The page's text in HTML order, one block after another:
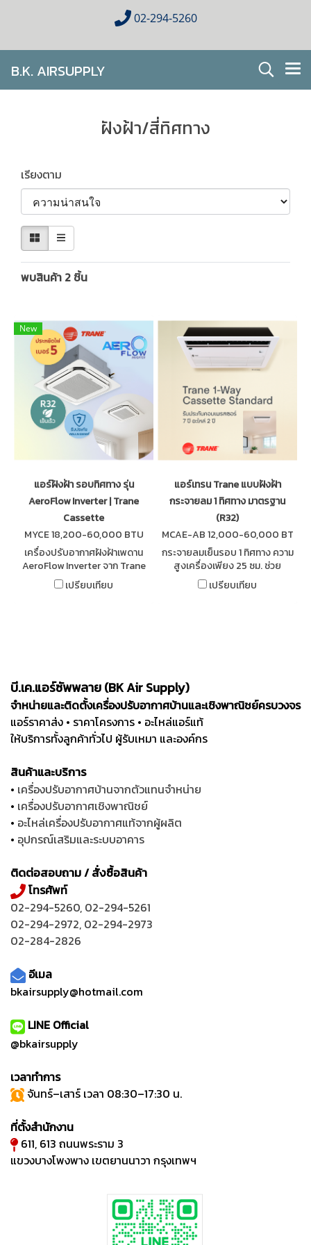
02-294-5260
B.K. AIRSUPPLY
ฝังฝ้า/สี่ทิศทาง
เรียงตาม
พบสินค้า 2 ชิ้น
New
แอร์ฝังฝ้า รอบทิศทาง รุ่น
AeroFlow Inverter | Trane
Cassette
MYCE 18,200-60,000 BTU
เครื่องปรับอากาศฝังฝ้าเพดาน
AeroFlow Inverter จาก Trane
เย็นเร็วรอบทิศทาง ประหยัด
ไฟเบอร์ 5 เงียบบางเพียง 25 ซม.
เปรียบเทียบ
แอร์เทรน Trane แบบฝังฝ้า
กระจายลม 1 ทิศทาง มาตรฐาน
(R32)
MCAE-AB 12,000-60,000 BT
U
กระจายลมเย็นรอบ 1 ทิศทาง ความ
สูงเครื่องเพียง 25 ซม. ช่วย
ประหยัดพื้นที่ในฝ้าเพดาน รับ
ประกันคอมเพรสเซอร์นาน 7 ปี
เปรียบเทียบ
บี.เค.แอร์ซัพพลาย (BK Air Supply)
จำหน่ายและติดตั้งเครื่องปรับอากาศบ้านและเชิงพาณิชย์ครบวงจร
แอร์ราคาส่ง • ราคาโครงการ • อะไหล่แอร์แท้
ให้บริการทั้งลูกค้าทั่วไป ผู้รับเหมา และองค์กร
สินค้าและบริการ
• เครื่องปรับอากาศบ้านจากตัวแทนจำหน่าย
• เครื่องปรับอากาศเชิงพาณิชย์
• อะไหล่เครื่องปรับอากาศแท้จากผู้ผลิต
• อุปกรณ์เสริมและระบบอาคาร
ติดต่อสอบถาม / สั่งซื้อสินค้า
โทรศัพท์
02-294-5260, 02-294-5261
02-294-2972, 02-294-2973
02-284-2826
อีเมล
bkairsupply@hotmail.com
LINE Official
@bkairsupply
เวลาทำการ
จันทร์–เสาร์ เวลา 08:30–17:30 น.
ที่ตั้งสำนักงาน
611, 613 ถนนพระราม 3
แขวงบางโพงพาง เขตยานนาวา กรุงเทพฯ